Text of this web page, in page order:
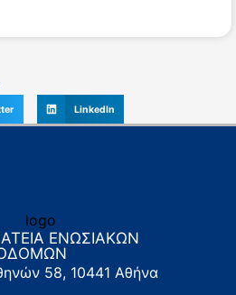
LinkedIn
ΕΝΩΣΙΑΚΩΝ
58, 10441 Αθήνα